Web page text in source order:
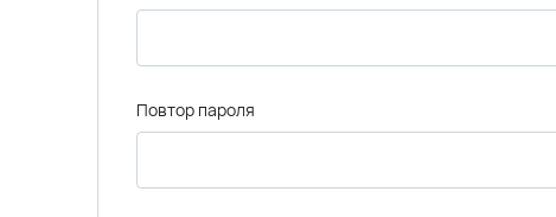
Повтор пароля